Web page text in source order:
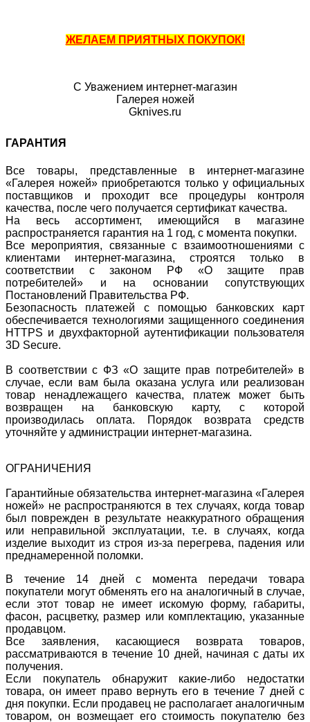
ЖЕЛАЕМ ПРИЯТНЫХ ПОКУПОК!
С Уважением интернет-магазин
Галерея ножей
Gknives.ru
ГАРАНТИЯ
Все товары, представленные в интернет-магазине
«Галерея ножей» приобретаются только у официальных
поставщиков и проходит все процедуры контроля
качества, после чего получается сертификат качества.
На весь ассортимент, имеющийся в магазине
распространяется гарантия на 1 год, с момента покупки.
Все мероприятия, связанные с взаимоотношениями с
клиентами интернет-магазина, строятся только в
соответствии с законом РФ «О защите прав
потребителей» и на основании сопутствующих
Постановлений Правительства РФ.
Безопасность платежей с помощью банковских карт
обеспечивается технологиями защищенного соединения
HTTPS и двухфакторной аутентификации пользователя
3D Secure.
В соответствии с ФЗ «О защите прав потребителей» в
случае, если вам была оказана услуга или реализован
товар ненадлежащего качества, платеж может быть
возвращен на банковскую карту, с которой
производилась оплата. Порядок возврата средств
уточняйте у администрации интернет-магазина.
ОГРАНИЧЕНИЯ
Гарантийные обязательства интернет-магазина «Галерея
ножей» не распространяются в тех случаях, когда товар
был поврежден в результате неаккуратного обращения
или неправильной эксплуатации, т.е. в случаях, когда
изделие выходит из строя из-за перегрева, падения или
преднамеренной поломки.
В течение 14 дней с момента передачи товара
покупатели могут обменять его на аналогичный в случае,
если этот товар не имеет искомую форму, габариты,
фасон, расцветку, размер или комплектацию, указанные
продавцом.
Все заявления, касающиеся возврата товаров,
рассматриваются в течение 10 дней, начиная с даты их
получения.
Если покупатель обнаружит какие-либо недостатки
товара, он имеет право вернуть его в течение 7 дней с
дня покупки. Если продавец не располагает аналогичным
товаром, он возмещает его стоимость покупателю без